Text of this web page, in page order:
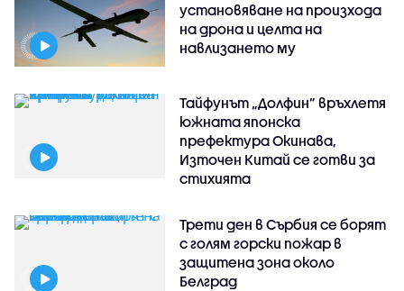
установяване на произхода
на дрона и целта на
навлизането му
Тайфунът „Долфин” връхлетя
южната японска
префектура Окинава,
Източен Китай се готви за
стихията
Трети ден в Сърбия се борят
с голям горски пожар в
защитена зона около
Белград